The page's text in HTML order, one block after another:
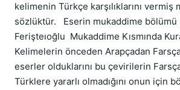
kelimenin Türkçe karşılıklarını vermiş
sözlüktür. Eserin mukaddime bölümü
Ferişteıoğlu Mukaddime Kısmında
Kelimelerin önceden Arapçadan
eserler olduklarını bu çevirilerin
Türklere yararlı olmadığını onun için